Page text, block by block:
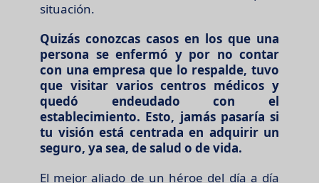
situación.
Quizás conozcas casos en los que una
persona se enfermó y por no contar
con una empresa que lo respalde, tuvo
que visitar varios centros médicos y
quedó endeudado con el
establecimiento. Esto, jamás pasaría si
tu visión está centrada en adquirir un
seguro, ya sea, de salud o de vida.
El mejor aliado de un héroe del día a día